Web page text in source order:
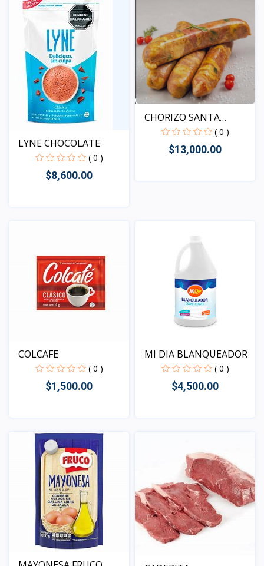
LYNE CHOCOLATE
( 0 )
$8,600.00
CHORIZO SANTA
ROSANO
( 0 )
$13,000.00
COLCAFE
( 0 )
$1,500.00
Vista
MI DIA BLANQUEADOR
( 0 )
$4,500.00